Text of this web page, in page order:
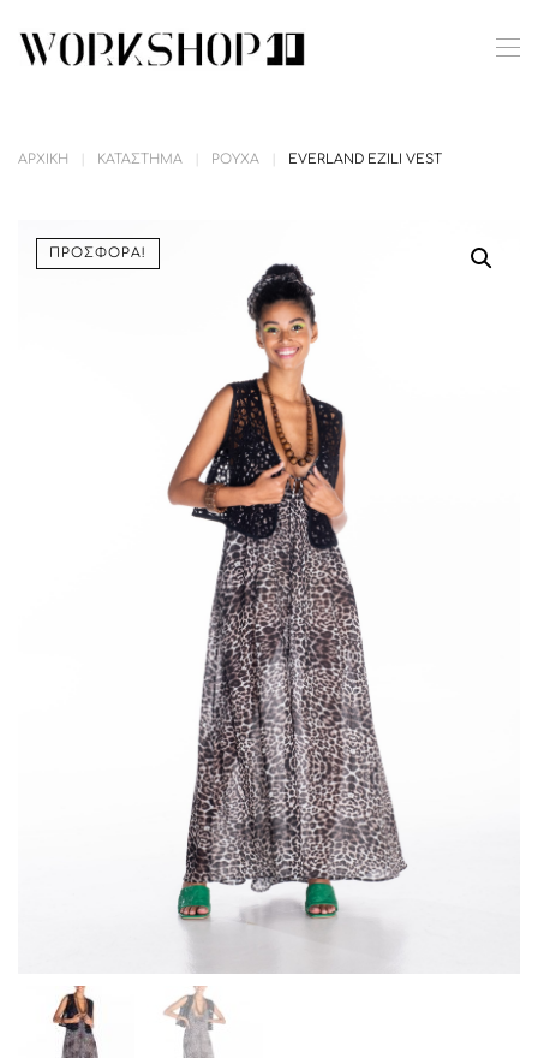
Skip to main content
ΑΡΧΙΚΉ ΚΑΤΆΣΤΗΜΑ ΡΟΎΧΑ EVERLAND EZILI VEST
ΠΡΟΣΦΟΡΆ!